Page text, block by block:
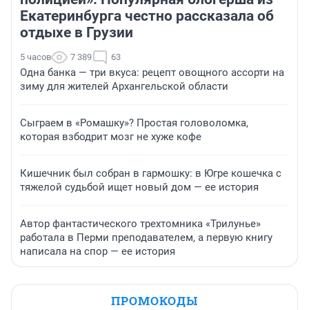
Екатеринбурга честно рассказала об
отдыхе в Грузии
5 часов 7 389 63
Одна банка — три вкуса: рецепт овощного ассорти на
зиму для жителей Архангельской области
Сыграем в «Ромашку»? Простая головоломка,
которая взбодрит мозг не хуже кофе
Кишечник был собран в гармошку: в Югре кошечка с
тяжелой судьбой ищет новый дом — ее история
Автор фантастического трехтомника «Трилунье»
работала в Перми преподавателем, а первую книгу
написала на спор — ее история
ПРОМОКОДЫ